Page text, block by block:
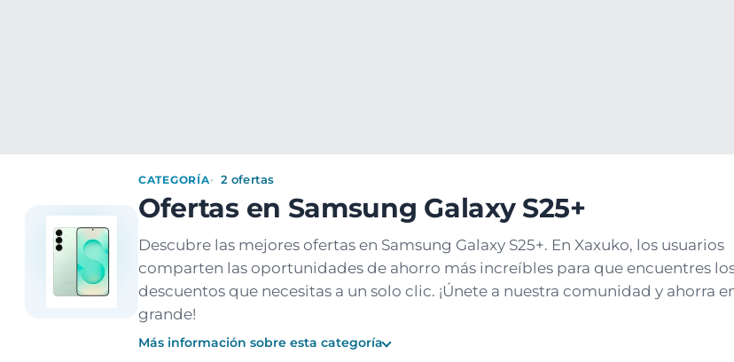
CATEGORÍA 2 ofertas
Ofertas en Samsung Galaxy S25+
Descubre las mejores ofertas en Samsung Galaxy S25+. En Xaxuko, los usuarios
comparten las oportunidades de ahorro más increíbles para que encuentres
descuentos que necesitas a un solo clic. ¡Únete a nuestra comunidad y ahorra
grande!
Más información sobre esta categoría